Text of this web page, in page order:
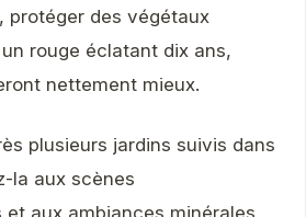
protéger des végétaux
rouge éclatant dix ans,
nettement mieux.
plusieurs jardins suivis dans
la aux scènes